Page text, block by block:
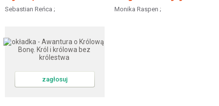
Sebastian Reńca ; Monika Raspen ;
zagłosuj